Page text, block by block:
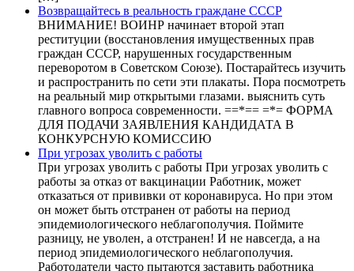
Возвращайтесь в реальность граждане СССР
ВНИМАНИЕ! ВОИНР начинает второй этап
реституции (восстановления имущественных прав
граждан СССР, нарушенных государственным
переворотом в Советском Союзе). Постарайтесь изучить
и распространить по сети эти плакаты. Пора посмотреть
на реальный мир открытыми глазами. выяснить суть
главного вопроса современности. ==*== =*= ФОРМА
ДЛЯ ПОДАЧИ ЗАЯВЛЕНИЯ КАНДИДАТА В
КОНКУРСНУЮ КОМИССИЮ
При угрозах уволить с работы
При угрозах уволить с работы При угрозах уволить с
работы за отказ от вакцинации Работник, может
отказаться от прививки от коронавируса. Но при этом
он может быть отстранен от работы на период
эпидемиологического неблагополучия. Поймите
разницу, не уволен, а отстранен! И не навсегда, а на
период эпидемиологического неблагополучия.
Работодатели часто пытаются заставить работника